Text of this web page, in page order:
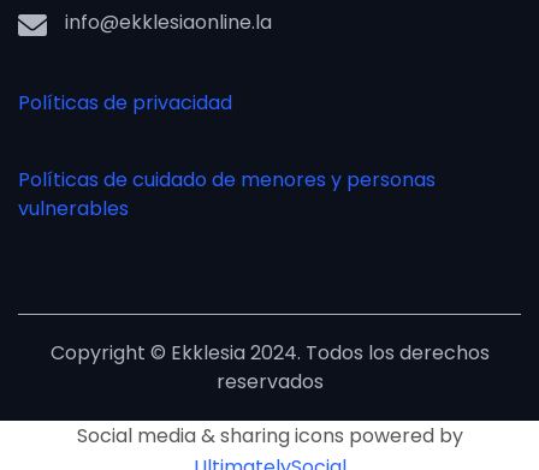
info@ekklesiaonline.la
Políticas de privacidad
Políticas de cuidado de menores y personas
vulnerables
Copyright © Ekklesia 2024. Todos los derechos
reservados
Social media & sharing icons powered by